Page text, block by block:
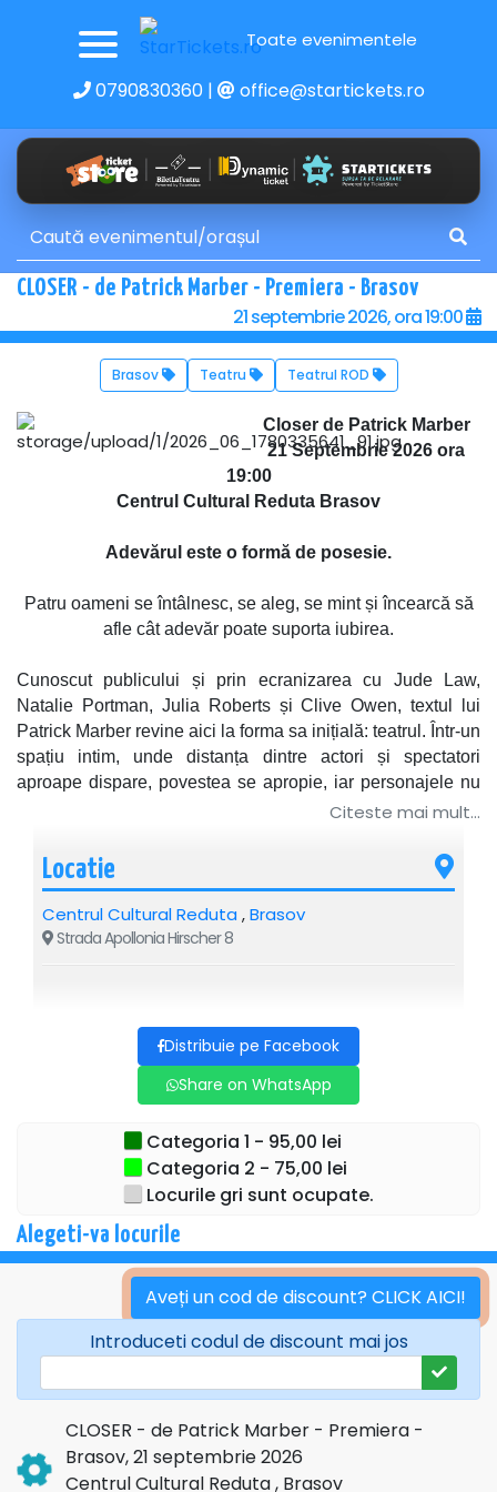
Toate evenimentele
0790830360| office@startickets.ro
CLOSER - de Patrick Marber - Premiera - Brasov
21 septembrie 2026, ora 19:00
Brasov Teatru Teatrul ROD
Closer de Patrick Marber
21 Septembrie 2026 ora
19:00
Centrul Cultural Reduta Brasov
Adevărul este o formă de posesie.
Patru oameni se întâlnesc, se aleg, se mint și încearcă să
afle cât adevăr poate suporta iubirea.
Cunoscut publicului și prin ecranizarea cu Jude Law,
Natalie Portman, Julia Roberts și Clive Owen, textul lui
Patrick Marber revine aici la forma sa inițială: teatrul. Într-un
spațiu intim, unde distanța dintre actori și spectatori
aproape dispare, povestea se apropie, iar personajele nu
mai par doar observate, ci dureros de familiare.
Un scriitor, o stripteuză, o fotografă și un medic ajung prinși
într-un schimb de atracții, relații și trădări care îi apropie și îi
distrug pe rând.
CLOSER este un spectacol despre intimitate ca teren de
care sinceritatea nu mai eliberează, ci distruge?
Dan, Alice, Anna și Larry intră într-un joc periculos al
Alice: Claudia Moroșanu
Dan: Alex Ștefănescu
Larry: Vlad Gălățianu
Regia: Alexandru P. Rusu
Scenografia: Lavinia Falcan
Stylingul: Marina Sarmaniuc
Muzica originală: Dani Ionescu
Afiș și foto: Marius Tudose
Textul: Patrick Marber
Citeste mai mult...
Locatie
Centrul Cultural Reduta ,Brasov
Strada Apollonia Hirscher 8
Distribuie pe Facebook
Share on WhatsApp
Categoria 1 - 95,00 lei
Categoria 2 - 75,00 lei
Locurile gri sunt ocupate.
Alegeti-va locurile
Aveți un cod de discount? CLICK AICI!
Introduceti codul de discount mai jos
CLOSER - de Patrick Marber - Premiera -
Brasov, 21 septembrie 2026
Centrul Cultural Reduta , Brasov